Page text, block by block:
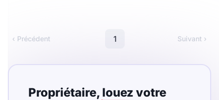
‹ Précédent 1 Suivant ›
Propriétaire, louez votre